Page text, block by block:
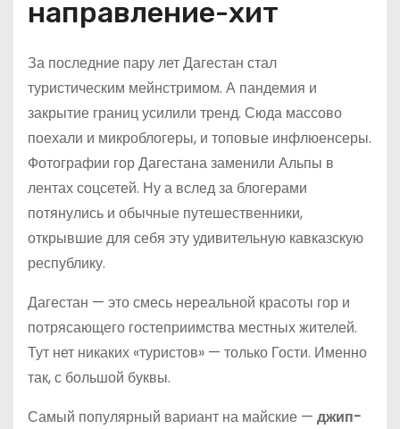
направление-хит
За последние пару лет Дагестан стал
туристическим мейнстримом. А пандемия и
закрытие границ усилили тренд. Сюда массово
поехали и микроблогеры, и топовые инфлюенсеры.
Фотографии гор Дагестана заменили Альпы в
лентах соцсетей. Ну а вслед за блогерами
потянулись и обычные путешественники,
открывшие для себя эту удивительную кавказскую
республику.
Дагестан — это смесь нереальной красоты гор и
потрясающего гостеприимства местных жителей.
Тут нет никаких «туристов» — только Гости. Именно
так, с большой буквы.
Самый популярный вариант на майские — джип-